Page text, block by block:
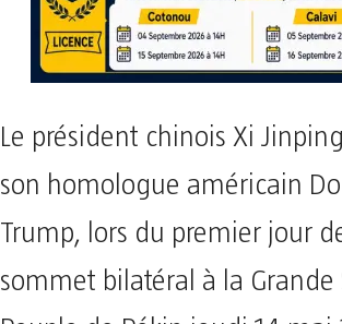
Le président chinois Xi
son homologue américain
Trump, lors du premier jour
sommet bilatéral à la Grande